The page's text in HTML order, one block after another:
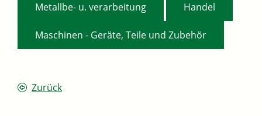
Metallbe- u. verarbeitung Handel
Maschinen - Geräte, Teile und Zubehör
Zurück